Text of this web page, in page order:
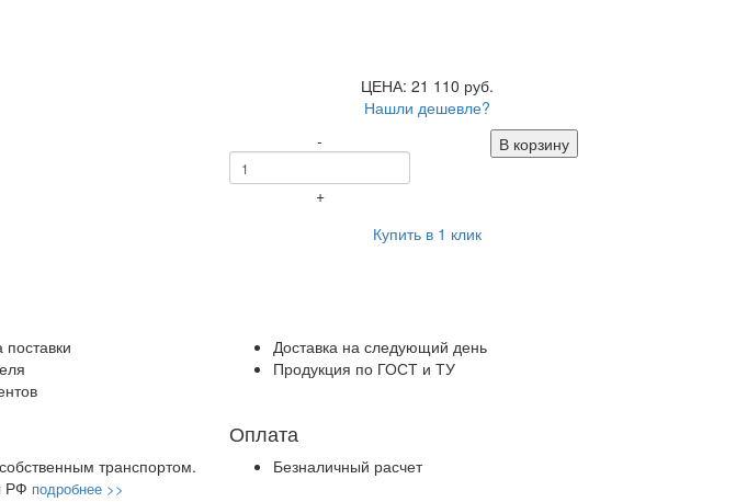
ЦЕНА: 21 110 руб.
Нашли дешевле?
-
+
В корзину
Купить в 1 клик
Доставка на следующий день
Продукция по ГОСТ и ТУ
транспортом.
РФ подробнее >>
Оплата
Безналичный расчет